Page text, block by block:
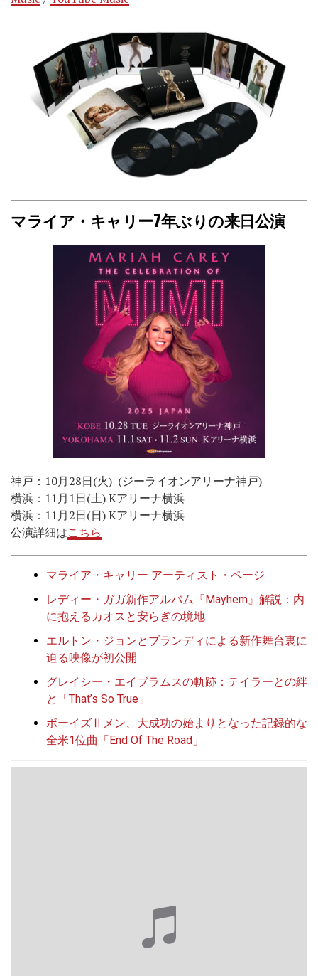
マライア・キャリー7年ぶりの来日公演
神戸：10月28日(火) (ジーライオンアリーナ神戸)
横浜：11月1日(土) Kアリーナ横浜
横浜：11月2日(日) Kアリーナ横浜
公演詳細はこちら
マライア・キャリー アーティスト・ページ
レディー・ガガ新作アルバム『Mayhem』解説：内
に抱えるカオスと安らぎの境地
エルトン・ジョンとブランディによる新作舞台裏に
迫る映像が初公開
グレイシー・エイブラムスの軌跡：テイラーとの絆
と「That’s So True」
ボーイズⅡメン、大成功の始まりとなった記録的な
全米1位曲「End Of The Road」